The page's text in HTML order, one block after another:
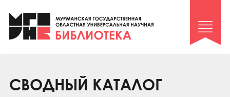
Клуб «Гиря и сельдерей»
Клуб «Семейный архив»
Коллегам
СВОДНЫЙ КАТАЛОГ